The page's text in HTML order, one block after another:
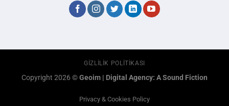
GIZLILIK POLITIKASI
Copyright 2026 ©Geoim | Digital Agency: A Sound Fiction
Privacy & Cookies Policy